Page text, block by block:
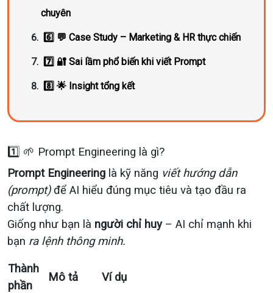
chuyên
6️⃣ 💬 Case Study – Marketing & HR thực chiến
7️⃣ 🔐 Sai lầm phổ biến khi viết Prompt
8️⃣ 🌟 Insight tổng kết
1️⃣ 🌱 Prompt Engineering là gì?
Prompt Engineering là kỹ năng viết hướng dẫn
(prompt)để AI hiểu đúng mục tiêu và tạo đầu ra
chất lượng.
Giống như bạn là người chỉ huy– AI chỉ mạnh khi
bạn ra lệnh thông minh.
Thành
phần
Mô tả Ví dụ